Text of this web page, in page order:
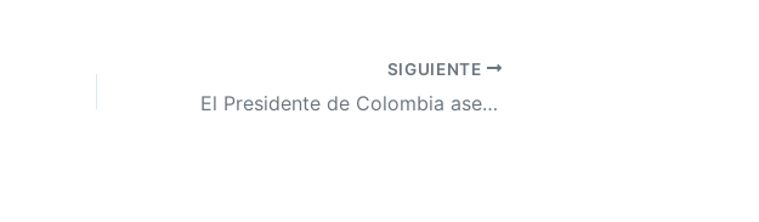
SIGUIENTE
El Presidente de Colombia asevera que la extradiciÃ³n de JOH a EE. UU. hundiÃ³ la dignidad de Honduras